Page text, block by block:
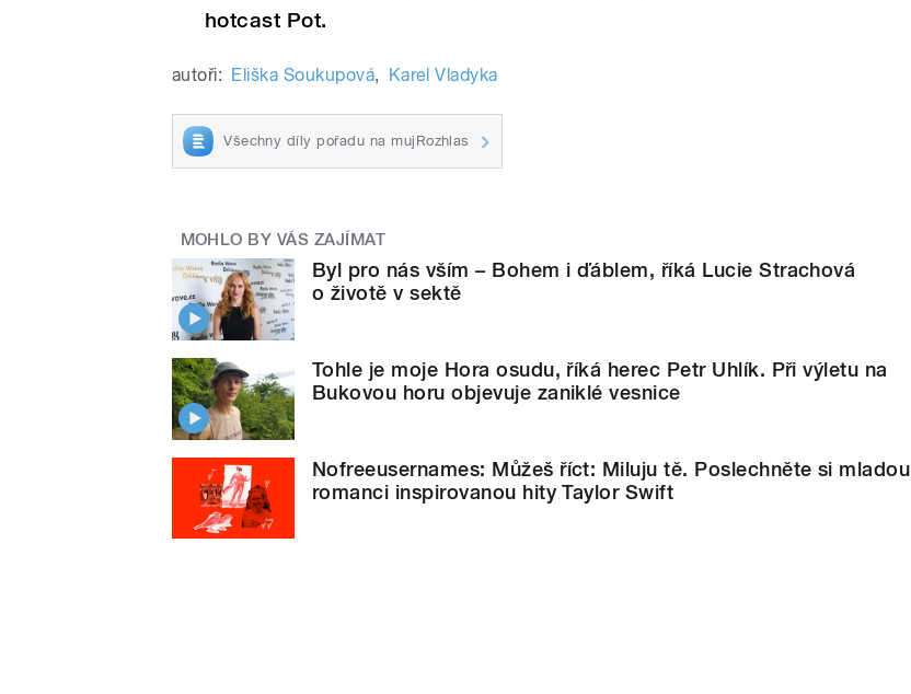
hotcast Pot.
autoři: Eliška Soukupová, Karel Vladyka
Všechny díly pořadu na mujRozhlas
MOHLO BY VÁS ZAJÍMAT
Byl pro nás vším – Bohem i ďáblem, říká Lucie Strachová
o životě v sektě
Tohle je moje Hora osudu, říká herec Petr Uhlík. Při výletu na
Bukovou horu objevuje zaniklé vesnice
Nofreeusernames: Můžeš říct: Miluju tě. Poslechněte si mladou
romanci inspirovanou hity Taylor Swift